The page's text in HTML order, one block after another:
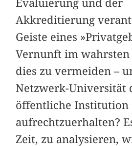
Evaluierung und der
Akkreditierung
Geiste eines
Vernunft im wahrsten
dies zu vermeiden –
Netzwerk-Universität
öffentliche Institution
aufrechtzuerhalten?
Zeit, zu analysieren,